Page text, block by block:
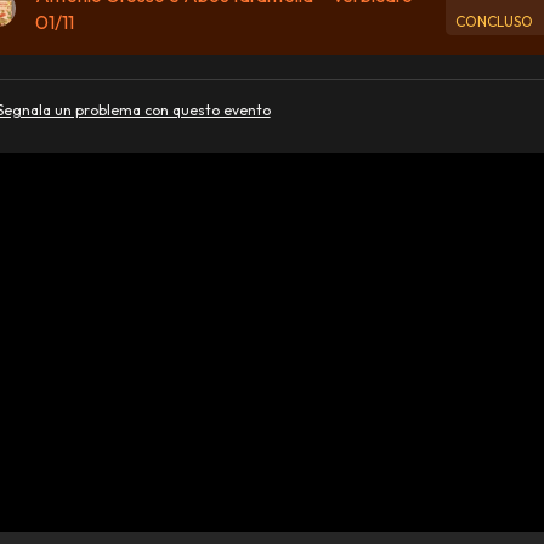
01/11
CONCLUSO
un problema con questo evento